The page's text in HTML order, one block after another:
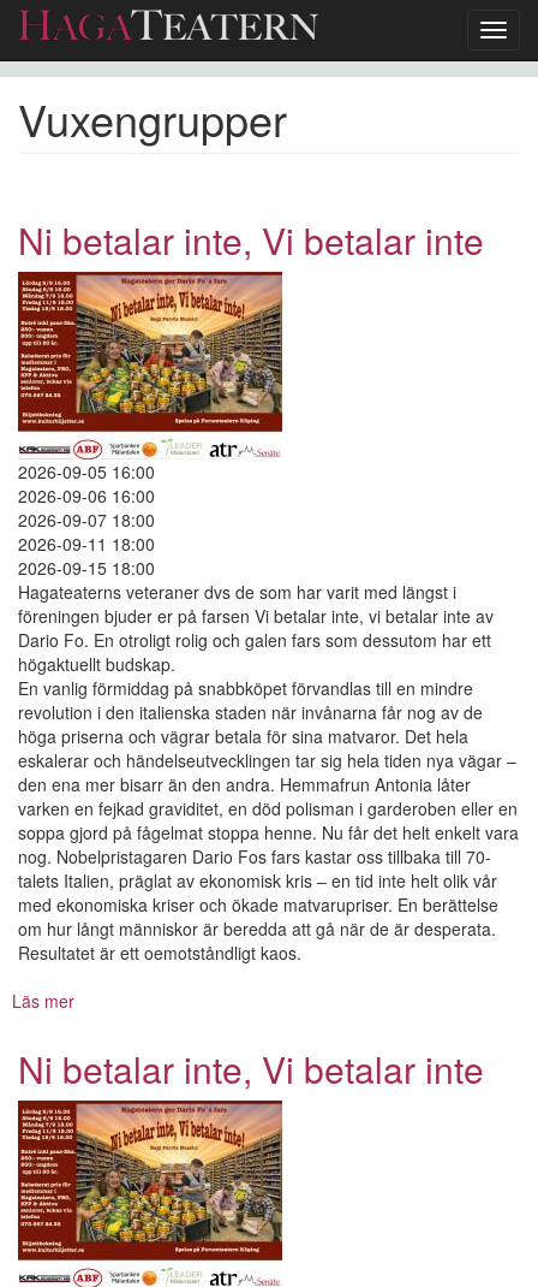
huvudinnehåll
Vuxengrupper
Ni betalar inte, Vi betalar inte
2026-09-05 16:00
2026-09-06 16:00
2026-09-07 18:00
2026-09-11 18:00
2026-09-15 18:00
Hagateaterns veteraner dvs de som har varit med längst i
föreningen bjuder er på farsen Vi betalar inte, vi betalar inte av
Dario Fo. En otroligt rolig och galen fars som dessutom har ett
högaktuellt budskap.
En vanlig förmiddag på snabbköpet förvandlas till en mindre
revolution i den italienska staden när invånarna får nog av de
höga priserna och vägrar betala för sina matvaror. Det hela
eskalerar och händelseutvecklingen tar sig hela tiden nya vägar –
den ena mer bisarr än den andra. Hemmafrun Antonia låter
varken en fejkad graviditet, en död polisman i garderoben eller en
soppa gjord på fågelmat stoppa henne. Nu får det helt enkelt vara
nog. Nobelpristagaren Dario Fos fars kastar oss tillbaka till 70-
talets Italien, präglat av ekonomisk kris – en tid inte helt olik vår
med ekonomiska kriser och ökade matvarupriser. En berättelse
om hur långt människor är beredda att gå när de är desperata.
Resultatet är ett oemotståndligt kaos.
Läs mer
inte,
Vi
betalar
inte
Ni betalar inte, Vi betalar inte